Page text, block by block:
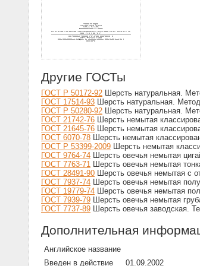
Другие ГОСТы
ГОСТ Р 50172-92 Шерсть натуральная.
ГОСТ 17514-93 Шерсть натуральная.
ГОСТ Р 50280-92 Шерсть натуральная.
ГОСТ 21742-76 Шерсть немытая
ГОСТ 21645-76 Шерсть немытая
ГОСТ 6070-78 Шерсть немытая
ГОСТ Р 53399-2009 Шерсть немытая
ГОСТ 9764-74 Шерсть овечья немытая
ГОСТ 7763-71 Шерсть овечья немытая
ГОСТ 28491-90 Шерсть овечья немытая с
ГОСТ 7937-74 Шерсть овечья немытая
ГОСТ 19779-74 Шерсть овечья немытая
ГОСТ 7939-79 Шерсть овечья немытая
ГОСТ 7737-89 Шерсть овечья заводская.
Дополнительная
Английское название
Введен в действие
01.09.2002